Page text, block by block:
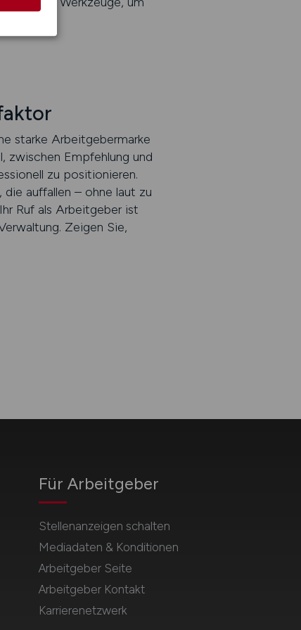
starke Arbeitgebermarke
zwischen Empfehlung und
zu positionieren.
auffallen – ohne laut zu
Ruf als Arbeitgeber ist
Zeigen Sie,
Für Arbeitgeber
Stellenanzeigen schalten
Mediadaten & Konditionen
Arbeitgeber Seite
Arbeitgeber Kontakt
Karrierenetzwerk